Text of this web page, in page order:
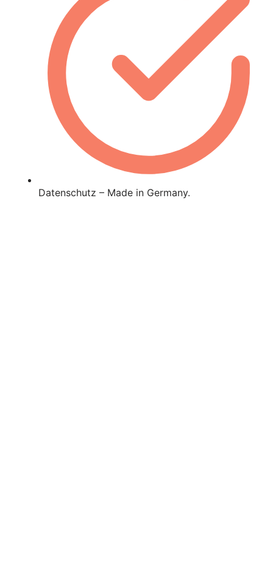
Datenschutz – Made in Germany.